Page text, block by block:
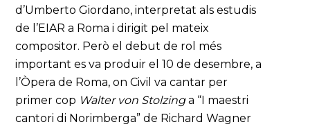
d’Umberto Giordano, interpretat als estudis
de l’EIAR a Roma i dirigit pel mateix
compositor. Però el debut de rol més
important es va produir el 10 de desembre, a
l’Òpera de Roma, on Civil va cantar per
primer cop Walter von Stolzinga “I maestri
cantori di Norimberga” de Richard Wagner